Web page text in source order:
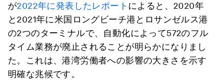
が2022年に発表したレポート によると、2020年
と2021年に米国ロングビーチ港とロサンゼルス港
の2つのターミナルで、自動化によって572のフル
タイム業務が廃止されることが明らかになりまし
た。これは、港湾労働者への影響の大きさを示す
明確な兆候です。